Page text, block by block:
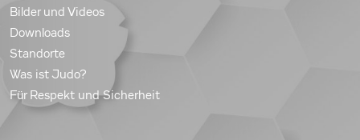
Bilder und Videos
Downloads
Standorte
Was ist Judo?
Für Respekt und Sicherheit